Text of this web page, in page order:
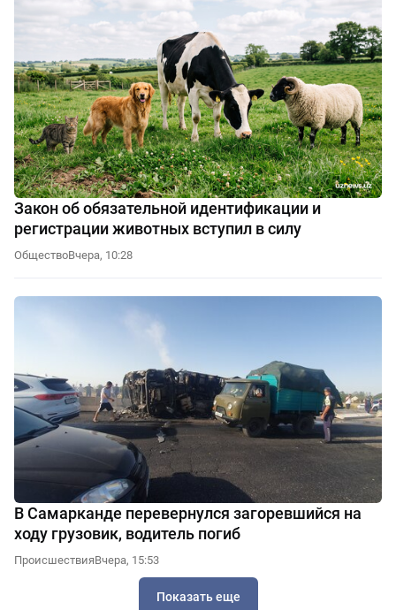
Закон об обязательной идентификации и
регистрации животных вступил в силу
ОбществоВчера, 10:28
В Самарканде перевернулся загоревшийся на
ходу грузовик, водитель погиб
ПроисшествияВчера, 15:53
Показать еще